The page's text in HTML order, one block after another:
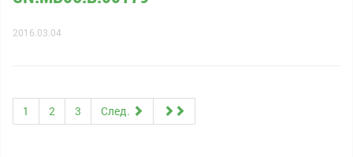
2016.03.04
1 2 3 След.